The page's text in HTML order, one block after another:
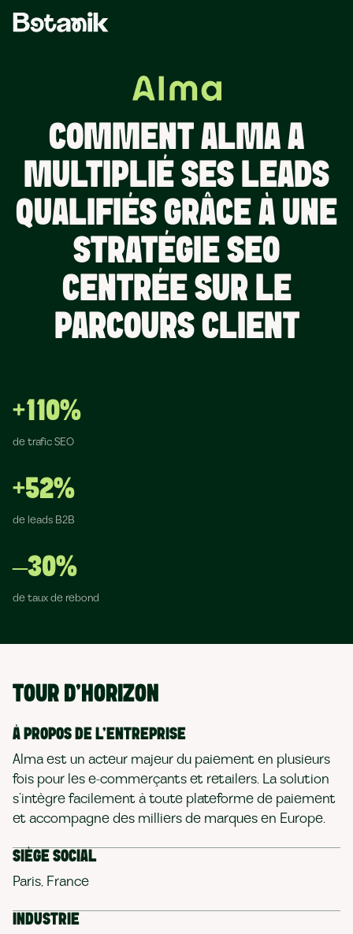
COMMENT ALMA A
MULTIPLIÉ SES LEADS
QUALIFIÉS GRÂCE À UNE
STRATÉGIE SEO
CENTRÉE SUR LE
PARCOURS CLIENT
+110%
de trafic SEO
+52%
de leads B2B
–30%
de taux de rebond
TOUR D’HORIZON
À PROPOS DE L’ENTREPRISE
Alma est un acteur majeur du paiement en plusieurs
fois pour les e-commerçants et retailers. La solution
s’intègre facilement à toute plateforme de paiement
et accompagne des milliers de marques en Europe.
SIÈGE SOCIAL
Paris, France
INDUSTRIE